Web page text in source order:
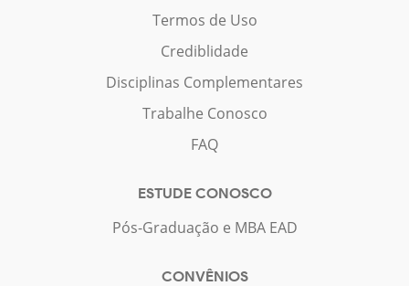
Termos de Uso
Crediblidade
Disciplinas Complementares
Trabalhe Conosco
FAQ
ESTUDE CONOSCO
Pós-Graduação e MBA EAD
CONVÊNIOS